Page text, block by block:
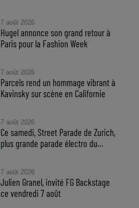
7 août 2026
Hugel annonce son grand retour à
Paris pour la Fashion Week
7 août 2026
Parcels rend un hommage vibrant à
Kavinsky sur scène en Californie
7 août 2026
Ce samedi, Street Parade de Zurich,
plus grande parade électro du...
7 août 2026
Julien Granel, invité FG Backstage
ce vendredi 7 août